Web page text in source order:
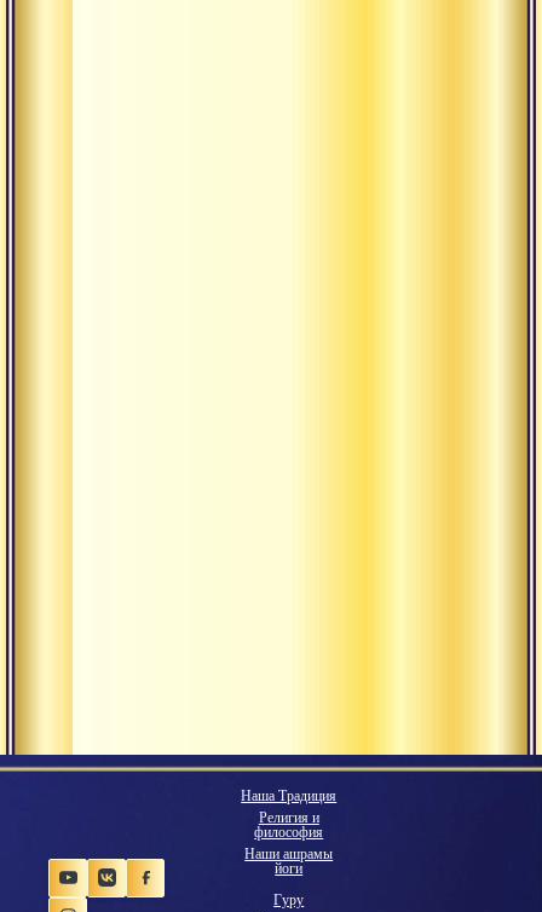
Наша Традиция
Религия и
философия
Наши ашрамы
йоги
Гуру